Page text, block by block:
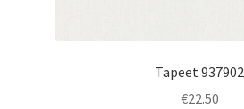
Tapeet 937902
€22.50